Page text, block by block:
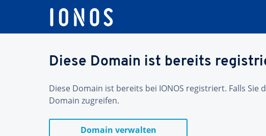
Diese Domain ist bereits
Diese Domain ist bereits bei IONOS registriert. Falls
Domain zugreifen.
Domain verwalten